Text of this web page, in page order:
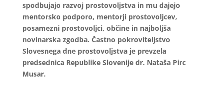
spodbujajo razvoj prostovoljstva in mu dajejo
mentorsko podporo, mentorji prostovoljcev,
posamezni prostovoljci, občine in najboljša
novinarska zgodba. Častno pokroviteljstvo
Slovesnega dne prostovoljstva je prevzela
predsednica Republike Slovenije dr. Nataša Pirc
Musar.